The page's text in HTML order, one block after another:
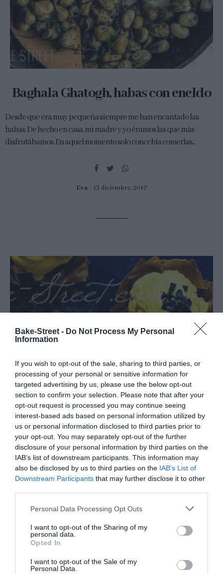
Bake-Street - Do Not Process My Personal
Information
If you wish to opt-out of the sale, sharing to third parties, or
processing of your personal or sensitive information for
targeted advertising by us, please use the below opt-out
section to confirm your selection. Please note that after your
opt-out request is processed you may continue seeing
interest-based ads based on personal information utilized by
us or personal information disclosed to third parties prior to
your opt-out. You may separately opt-out of the further
disclosure of your personal information by third parties on the
IAB’s list of downstream participants. This information may
also be disclosed by us to third parties on the IAB’s List of
Downstream Participants that may further disclose it to other
Please note that this website/app uses one or more Google
not limited to your visit or usage behaviour. You may click to
grant or deny consent to Google and its third-party tags to
use your data for below specified purposes in below Google
consent section.
Personal Data Processing Opt Outs
I want to opt-out of the Sharing of my
personal data.
Opted In
I want to opt-out of the Sale of my
Personal Data.
Baghala Ghatogh, habas con eneldo
Desde que era muy pequeña siempre me han encantado las
habas. De hecho en casa, mi madre y yo éramos las que más
disfrutábamos. En aquel momento solo concebía comerlas...
Eva 13 diciembre, 2017
Helado Golden Milk con crujiente de
filo
Damos por establecida la temporada de helados de aquí a unos
cuantos meses, el calor que estamos teniendo estos días no lo
recordaba años anteriores en las mismas fechas... Esperemos...